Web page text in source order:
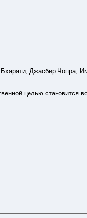
Джасбир Чопра,
целью становится